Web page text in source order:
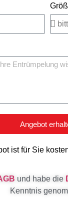
Angebot
ist für Sie
und habe die
Kenntnis